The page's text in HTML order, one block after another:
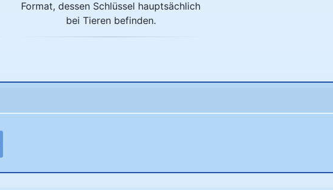
Format, dessen Schlüssel hauptsächlich
bei Tieren befinden.